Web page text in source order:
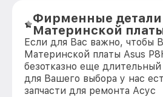
Фирменные детали
Материнской
Если для Вас важно, чтобы
Материнской платы Asus
безотказно еще
для Вашего выбора у нас
запчасти для ремонта Асус